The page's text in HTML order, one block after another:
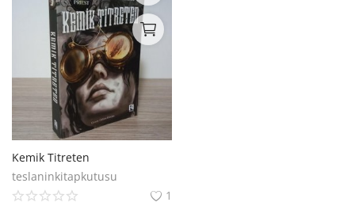
Kemik Titreten
teslaninkitapkutusu
1